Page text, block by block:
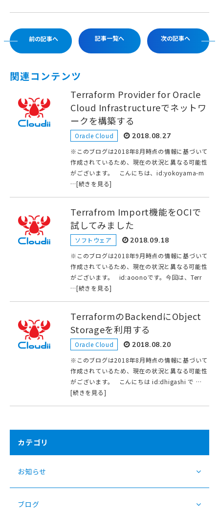
前の記事へ 記事一覧へ 次の記事へ
関連コンテンツ
Terraform Provider for Oracle
Cloud Infrastructureでネットワ
ークを構築する
Oracle Cloud 2018.08.27
※このブログは2018年8月時点の情報に基づいて
作成されているため、現在の状況と異なる可能性
がございます。 こんにちは、id:yokoyama-m
…[続きを見る]
Terrafrom Import機能をOCIで
試してみました
ソフトウェア 2018.09.18
※このブログは2018年9月時点の情報に基づいて
作成されているため、現在の状況と異なる可能性
がございます。 id:aoonoです。今回は、Terr
…[続きを見る]
TerraformのBackendにObject
Storageを利用する
Oracle Cloud 2018.08.20
※このブログは2018年8月時点の情報に基づいて
作成されているため、現在の状況と異なる可能性
がございます。 こんにちは id:dhigashi で …
[続きを見る]
カテゴリ
お知らせ
ブログ